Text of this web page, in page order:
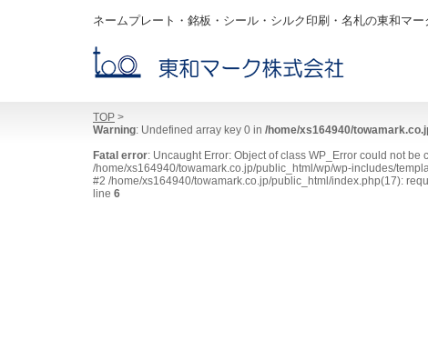
ネームプレート・銘板・シール・シルク印刷・名札の東和マー
TOP >
Warning: Undefined array key 0 in /home/xs164940/
Fatal error: Uncaught Error: Object of class WP_Error could not
/home/xs164940/towamark.co.jp/public_html/wp/wp-includes/
#2 /home/xs164940/towamark.co.jp/public_html/index.php(17):
line 6